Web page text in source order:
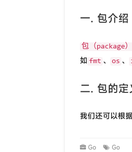
一. 包介绍
包（package）
如 fmt 、 os 、
二. 包的定
我们还可以根
Go Go